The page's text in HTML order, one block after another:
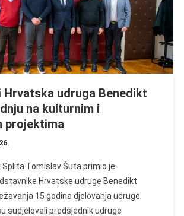
Hrvatska udruga Benedikt
na kulturnim i
projektima
Splita Tomislav Šuta primio je
Hrvatske udruge Benedikt
15 godina djelovanja udruge.
sudjelovali predsjednik udruge